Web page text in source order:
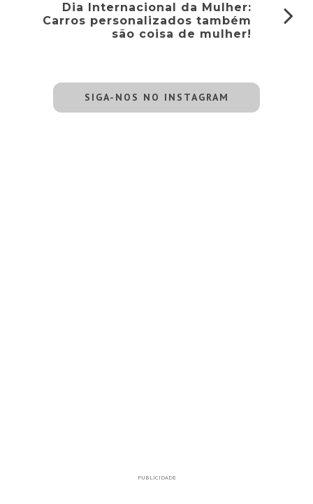
Dia Internacional da Mulher:
Carros personalizados também
são coisa de mulher!
SIGA-NOS NO INSTAGRAM
PUBLICIDADE